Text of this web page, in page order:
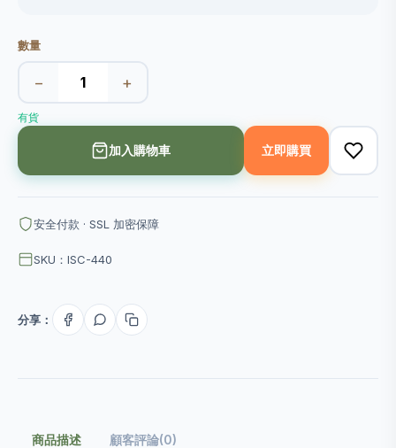
數量
− +
有貨
加入購物車 立即購買
安全付款 · SSL 加密保障
SKU：ISC-440
分享：
商品描述 顧客評論(0)